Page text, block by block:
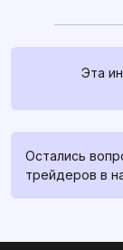
Эта
Остались
трейдеров в